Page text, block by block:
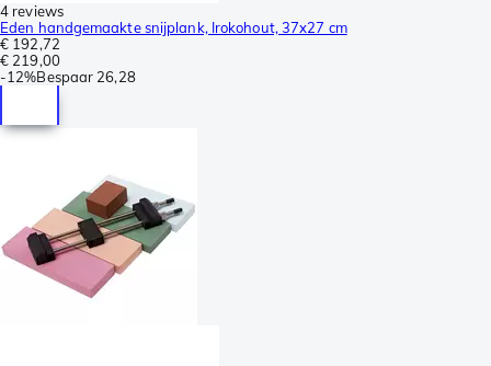
4 reviews
Eden handgemaakte snijplank, Irokohout, 37x27 cm
€ 192,72
€ 219,00
-12%Bespaar 26,28